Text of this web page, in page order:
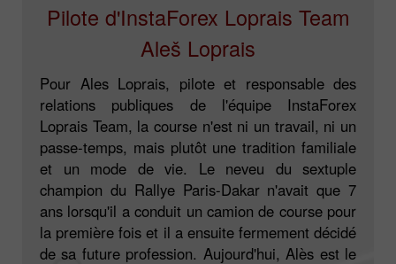
Pilote d'InstaForex Loprais Team
Aleš Loprais
Pour Ales Loprais, pilote et responsable des
relations publiques de l'équipe InstaForex
Loprais Team, la course n'est ni un travail, ni un
passe-temps, mais plutôt une tradition familiale
et un mode de vie. Le neveu du sextuple
champion du Rallye Paris-Dakar n'avait que 7
ans lorsqu'il a conduit un camion de course pour
la première fois et il a ensuite fermement décidé
de sa future profession. Aujourd'hui, Alès est le